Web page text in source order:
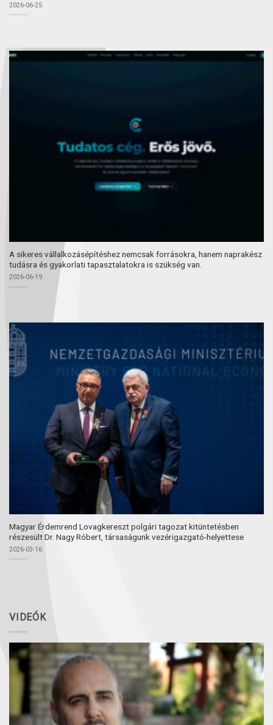
2026-06-25
A sikeres vállalkozásépítéshez nemcsak forrásokra, hanem naprakész
tudásra és gyakorlati tapasztalatokra is szükség van.
2026-06-19
Magyar Érdemrend Lovagkereszt polgári tagozat kitüntetésben
részesült Dr. Nagy Róbert, társaságunk vezérigazgató-helyettese
2026-03-16
VIDEÓK